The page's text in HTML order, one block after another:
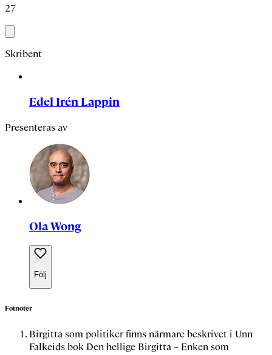
27
Skribent
Edel Irén Lappin
Presenteras av
Ola Wong
Följ
Fotnoter
Birgitta som politiker finns närmare beskrivet i Unn
Falkeids bok Den hellige Birgitta – Enken som